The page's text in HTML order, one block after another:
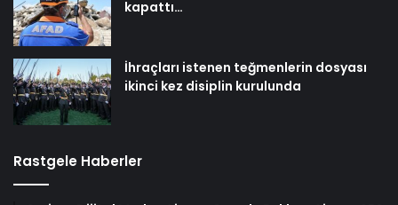
kapattı…
İhraçları istenen teğmenlerin dosyası
ikinci kez disiplin kurulunda
Rastgele Haberler